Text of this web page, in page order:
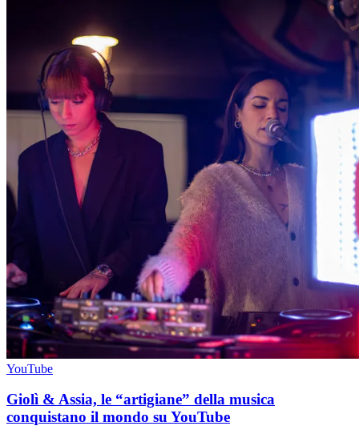
YouTube
Giolì & Assia, le “artigiane” della musica
conquistano il mondo su YouTube